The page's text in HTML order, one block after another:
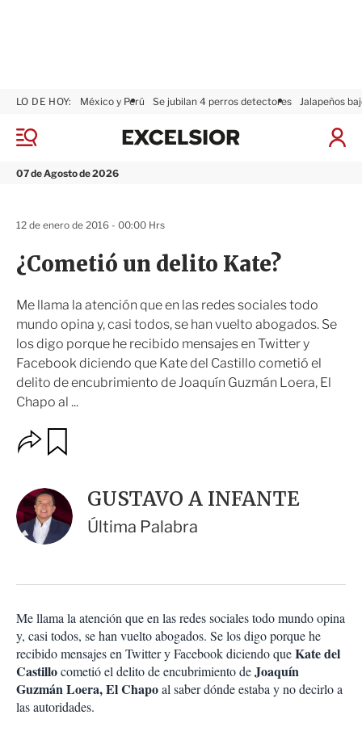
M
n
07 de Agosto de 2026
LO DE HOY: México y Perú Se jubilan 4 perros detectores Jalapeños
I
n
x
¿Cometió un delito Kate?
Me llama la atención que en las redes sociales todo
mundo opina y, casi todos, se han vuelto abogados. Se
los digo porque he recibido mensajes en Twitter y
Facebook diciendo que Kate del Castillo cometió el
delito de encubrimiento de Joaquín Guzmán Loera, El
Chapo al ...
12 de enero de 2016 - 00:00 Hrs
O
p
o
n
e
s
c
m
p
a
r
t
i
r
a
r
GUSTAVO A INFANTE
Última Palabra
Me llama la atención que en las redes sociales todo mundo opina
y, casi todos, se han vuelto abogados. Se los digo porque he
recibido mensajes en Twitter y Facebook diciendo queKate del
Castillocometió el delito de encubrimiento deJoaquín
Guzmán Loera, El Chapoal saber dónde estaba y no decirlo a
las autoridades.